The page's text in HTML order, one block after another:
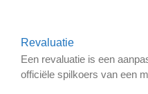
Revaluatie
Een revaluatie is een
officiële spilkoers van een